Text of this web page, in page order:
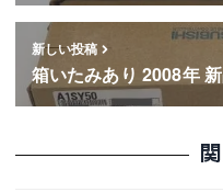
新しい投稿
箱いたみあり 2008年